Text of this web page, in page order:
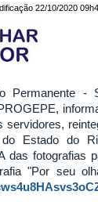
22/10/2020
Permanente -
servidores,
do Estado do
das fotografias
"Por seu